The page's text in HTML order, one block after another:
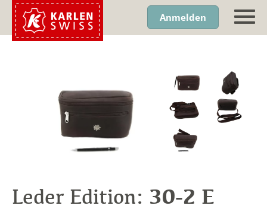
Anmelden
Leder Edition: 30-2 E